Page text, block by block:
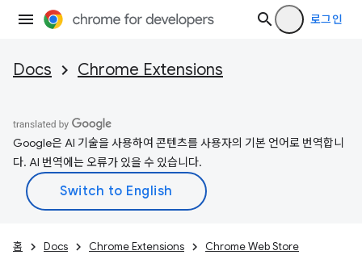
로그인
Docs Chrome Extensions
Google은 AI 기술을 사용하여 콘텐츠를 사용자의 기본 언어로 번역합니
다. AI 번역에는 오류가 있을 수 있습니다.
홈 Docs Chrome Extensions Chrome Web Store